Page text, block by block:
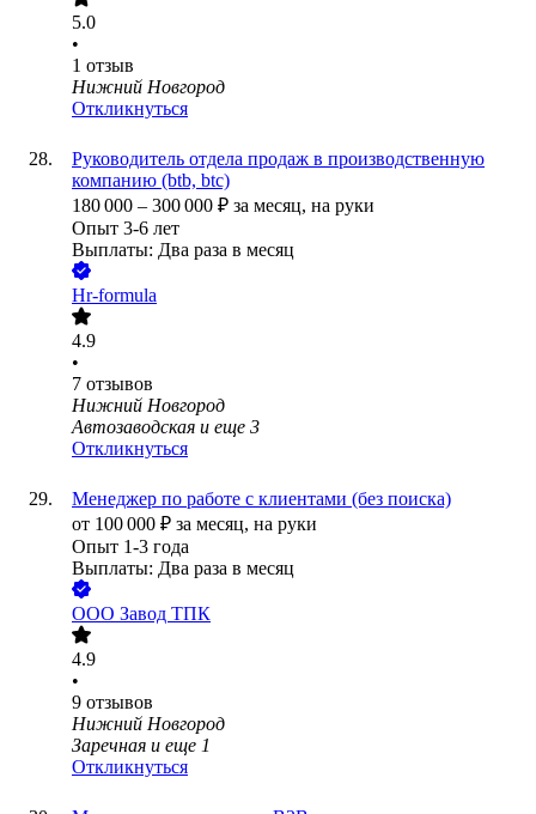
5.0
•
1 отзыв
Нижний Новгород
Откликнуться
Руководитель отдела продаж в производственную
компанию (btb, btc)
180 000 – 300 000 ₽ за месяц, на руки
Опыт 3-6 лет
Выплаты: Два раза в месяц
Hr-formula
4.9
•
7 отзывов
Нижний Новгород
Автозаводская и еще 3
Откликнуться
Менеджер по работе с клиентами (без поиска)
от 100 000 ₽ за месяц, на руки
Опыт 1-3 года
Выплаты: Два раза в месяц
ООО Завод ТПК
4.9
•
9 отзывов
Нижний Новгород
Заречная и еще 1
Откликнуться